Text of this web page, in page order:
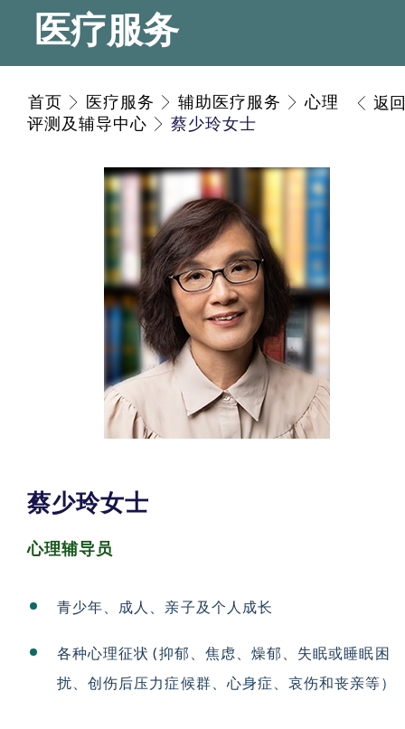
医疗服务
首页 医疗服务 辅助医疗服务
心理
评测及辅导中心
蔡少玲女士
返回
蔡少玲女士
心理辅导员
青少年、成人、亲子及个人成长
各种心理征状 (抑郁、焦虑、燥郁、失眠或睡眠困
扰、创伤后压力症候群、心身症、哀伤和丧亲等）